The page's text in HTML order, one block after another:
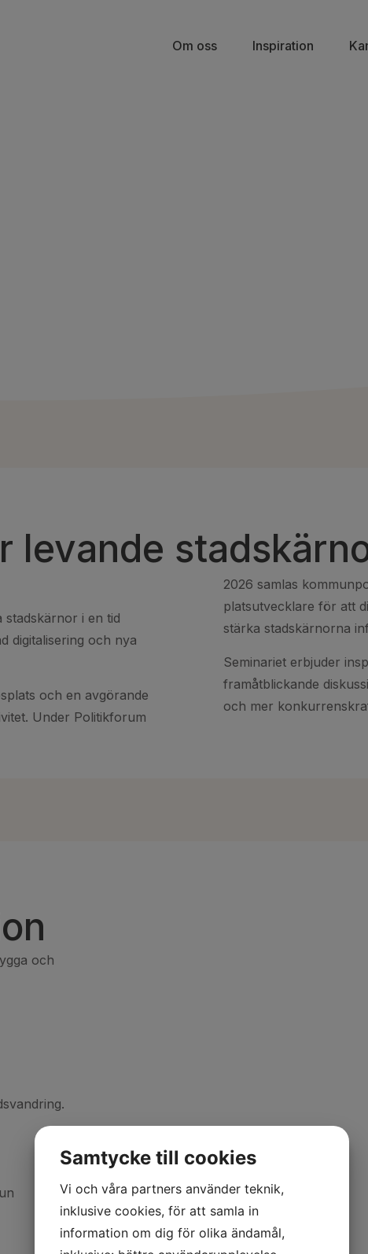
Om oss Inspiration
levande
i en tid
digitalisering och nya
och en avgörande
Under Politikforum
2026 samlas
platsutvecklare för att
stärka stadskärnorna
Seminariet erbjuder
framåtblickande
och mer
och
Samtycke till cookies
Vi och våra partners använder teknik,
inklusive cookies, för att samla in
information om dig för olika ändamål,